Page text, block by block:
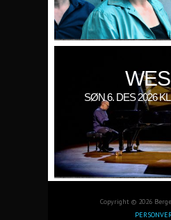
SØN 6. DES 2026
Copyright © 2026